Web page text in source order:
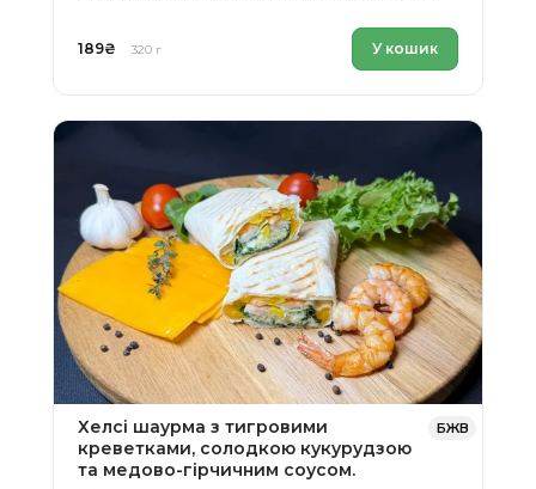
189₴ 320 г У кошик
БЖВ
Хелсі шаурма з тигровими
креветками, солодкою кукурудзою
та медово-гірчичним соусом.